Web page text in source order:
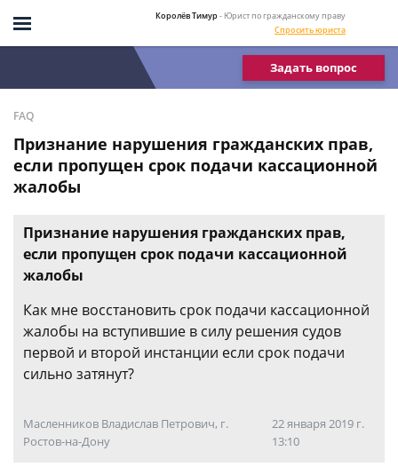
Королёв Тимур- Юрист по гражданскому праву
Спросить юриста
Задать вопрос
FAQ
Признание нарушения гражданских прав,
если пропущен срок подачи кассационной
жалобы
Признание нарушения гражданских прав,
если пропущен срок подачи кассационной
жалобы
Как мне восстановить срок подачи кассационной
жалобы на вступившие в силу решения судов
первой и второй инстанции если срок подачи
сильно затянут?
Масленников Владислав Петрович, г.
Ростов-на-Дону
22 января 2019 г.
13:10